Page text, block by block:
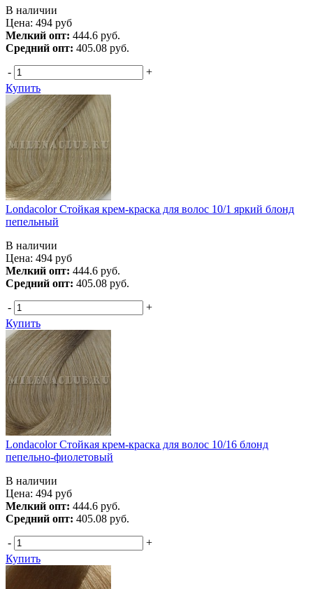
В наличии
Цена: 494 руб
Мелкий опт: 444.6 руб.
Средний опт: 405.08 руб.
-
+
Купить
Londacolor Стойкая крем-краска для волос 10/1 яркий блонд
пепельный
В наличии
Цена: 494 руб
Мелкий опт: 444.6 руб.
Средний опт: 405.08 руб.
-
+
Купить
Londacolor Стойкая крем-краска для волос 10/16 блонд
пепельно-фиолетовый
В наличии
Цена: 494 руб
Мелкий опт: 444.6 руб.
Средний опт: 405.08 руб.
-
+
Купить